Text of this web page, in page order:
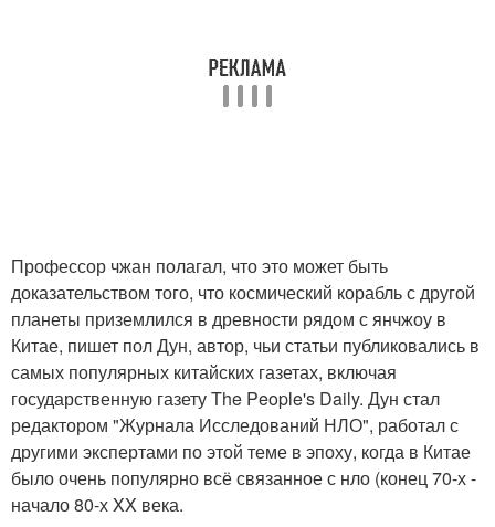
Профессор чжан полагал, что это может быть
доказательством того, что космический корабль с другой
планеты приземлился в древности рядом с янчжоу в
Китае, пишет пол Дун, автор, чьи статьи публиковались в
самых популярных китайских газетах, включая
государственную газету The People's Daily. Дун стал
редактором "Журнала Исследований НЛО", работал с
другими экспертами по этой теме в эпоху, когда в Китае
было очень популярно всё связанное с нло (конец 70-х -
начало 80-х XX века.